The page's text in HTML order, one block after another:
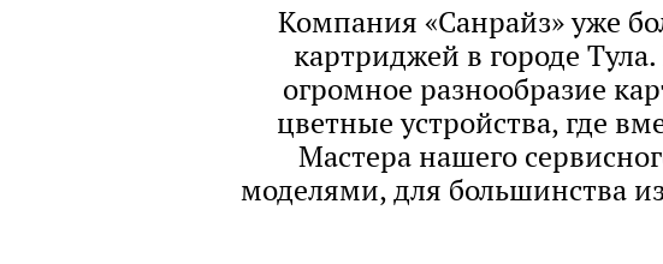
Компания «Санрайз» уже
картриджей в городе
огромное разнообразие
цветные устройства, где
Мастера нашего
моделями, для большинства